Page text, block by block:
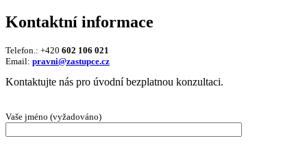
Kontaktní informace
Telefon.: +420 602 106 021
Email: pravni@zastupce.cz
Kontaktujte nás pro úvodní bezplatnou konzultaci.
Vaše jméno (vyžadováno)